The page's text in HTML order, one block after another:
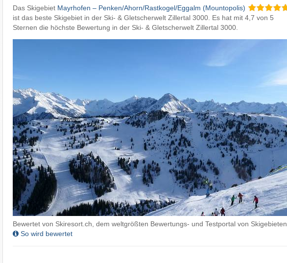
Das Skigebiet Mayrhofen – Penken/​Ahorn/​Rastkogel/​Eggalm (Mountopolis)
ist das beste Skigebiet in der Ski- & Gletscherwelt Zillertal 3000. Es hat mit 4,7 von 5
Sternen die höchste Bewertung in der Ski- & Gletscherwelt Zillertal 3000.
Bewertet von Skiresort.ch, dem weltgrößten Bewertungs- und Testportal von Skigebieten.
So wird bewertet